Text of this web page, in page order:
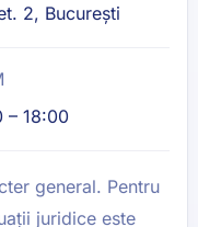
2, București
– 18:00
general. Pentru
juridice este